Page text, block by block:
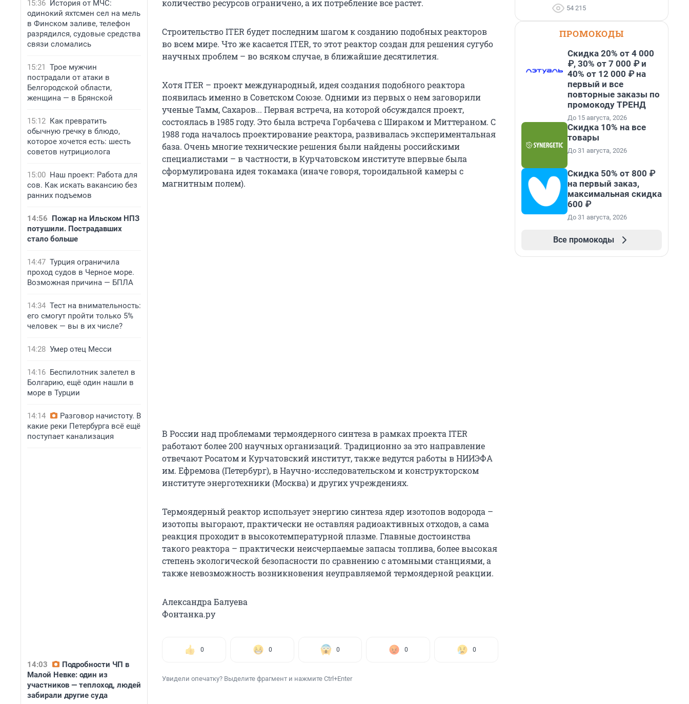
15:36 История от МЧС:
одинокий яхтсмен сел на мель
в Финском заливе, телефон
разрядился, судовые средства
связи сломались
15:21 Трое мужчин
пострадали от атаки в
Белгородской области,
женщина — в Брянской
15:12 Как превратить
обычную гречку в блюдо,
которое хочется есть: шесть
советов нутрициолога
15:00 Наш проект: Работа для
сов. Как искать вакансию без
ранних подъемов
14:56 Пожар на Ильском НПЗ
потушили. Пострадавших
стало больше
14:47 Турция ограничила
проход судов в Черное море.
Возможная причина — БПЛА
14:34 Тест на внимательность:
его смогут пройти только 5%
человек — вы в их числе?
14:28 Умер отец Месси
14:16 Беспилотник залетел в
Болгарию, ещё один нашли в
море в Турции
14:14
Разговор начистоту. В
какие реки Петербурга всё ещё
поступает канализация
14:03
Подробности ЧП в
Малой Невке: один из
участников — теплоход, людей
забирали другие суда
количество ресурсов ограничено, а их потребление все растет.
Строительство ITER будет последним шагом к созданию подобных реакторов
во всем мире. Что же касается ITER, то этот реактор создан для решения сугубо
научных проблем – во всяком случае, в ближайшие десятилетия.
Хотя ITER – проект международный, идея создания подобного реактора
появилась именно в Советском Союзе. Одними из первых о нем заговорили
ученые Тамм, Сахаров... Первая встреча, на которой обсуждался проект,
состоялась в 1985 году. Это была встреча Горбачева с Шираком и Миттераном. С
1988 года началось проектирование реактора, развивалась экспериментальная
база. Очень многие технические решения были найдены российскими
специалистами – в частности, в Курчатовском институте впервые была
сформулирована идея токамака (иначе говоря, тороидальной камеры с
магнитным полем).
В России над проблемами термоядерного синтеза в рамках проекта ITER
работают более 200 научных организаций. Традиционно за это направление
отвечают Росатом и Курчатовский институт, также ведутся работы в НИИЭФА
им. Ефремова (Петербург), в Научно-исследовательском и конструкторском
институте энерготехники (Москва) и других учреждениях.
Термоядерный реактор использует энергию синтеза ядер изотопов водорода –
изотопы выгорают, практически не оставляя радиоактивных отходов, а сама
реакция проходит в высокотемпературной плазме. Главные достоинства
такого реактора – практически неисчерпаемые запасы топлива, более высокая
степень экологической безопасности по сравнению с атомными станциями, а
также невозможность возникновения неуправляемой термоядерной реакции.
Александра Балуева
Фонтанка.ру
0 0 0 0 0
Увидели опечатку? Выделите фрагмент и нажмите Ctrl+Enter
54 215
ПРОМОКОДЫ
Скидка 20% от 4 000
₽, 30% от 7 000 ₽ и
40% от 12 000 ₽ на
первый и все
повторные заказы по
промокоду ТРЕНД
До 15 августа, 2026
Скидка 10% на все
товары
До 31 августа, 2026
Скидка 50% от 800 ₽
на первый заказ,
максимальная скидка
600 ₽
До 31 августа, 2026
Все промокоды